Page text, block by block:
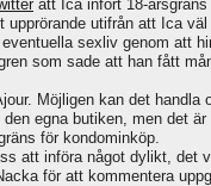
att Ica infört 18-
utifrån att Ica
sexliv genom att
som sade att han fått
Möjligen kan det handla
egna butiken, men det
för kondominköp.
att införa något dylikt, det
för att kommentera